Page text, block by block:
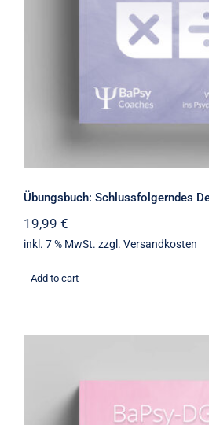
Übungsbuch: Schlussfolgerndes
19,99 €
inkl. 7 % MwSt. zzgl. Versandkosten
Add to cart